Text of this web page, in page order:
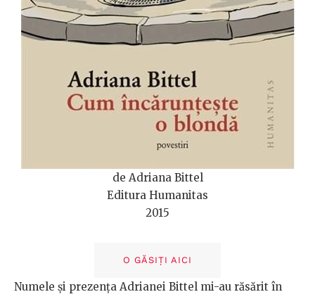
de Adriana Bittel
Editura Humanitas
2015
O GĂSIȚI AICI
Numele și prezența Adrianei Bittel mi-au răsărit în